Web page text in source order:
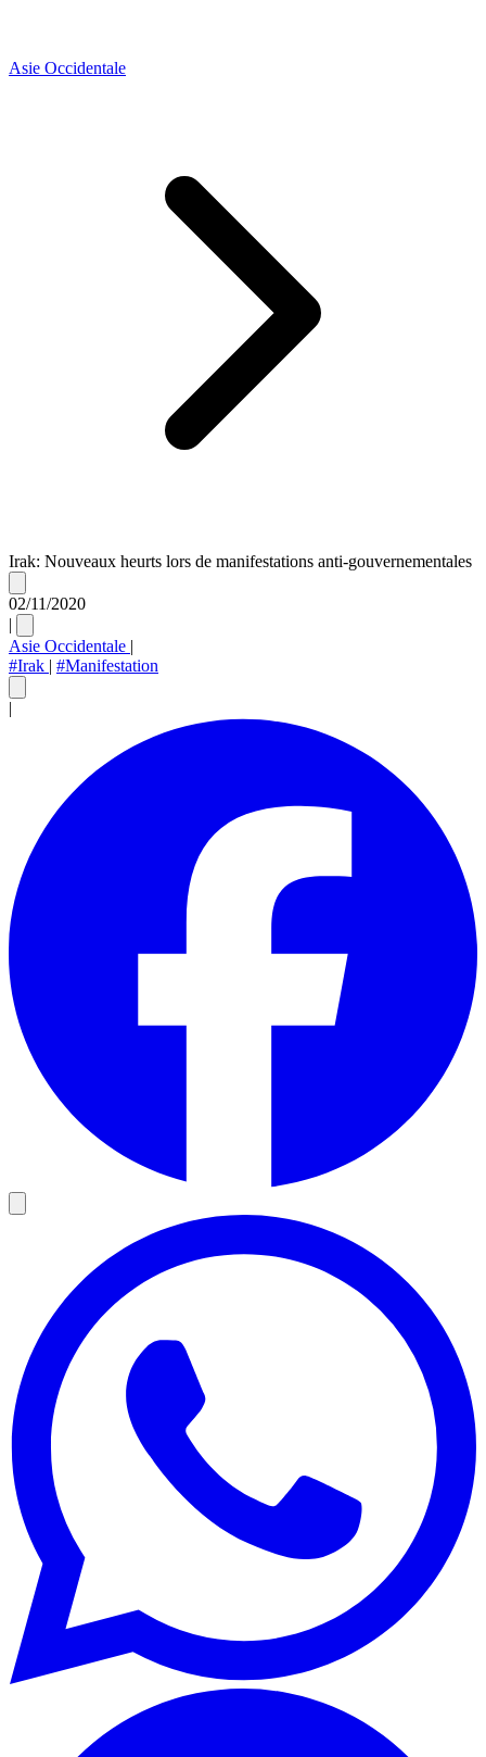
Asie Occidentale
Irak: Nouveaux heurts lors de manifestations anti-gouvernementales
02/11/2020
|
Asie Occidentale |
#Irak | #Manifestation
|